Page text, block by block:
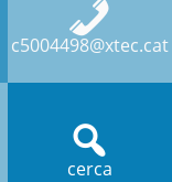
c5004498@xtec.cat
cerca